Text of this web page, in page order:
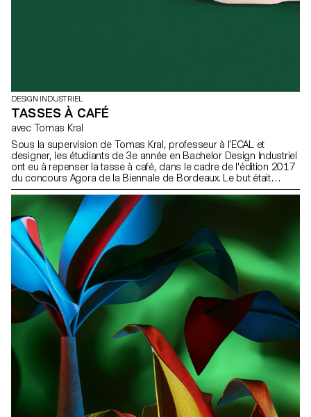
DESIGN INDUSTRIEL
TASSES À CAFÉ
avec Tomas Kral
Sous la supervision de Tomas Kral, professeur à l’ECAL et
designer, les étudiants de 3e année en Bachelor Design Industriel
ont eu à repenser la tasse à café, dans le cadre de l'édition 2017
du concours Agora de la Biennale de Bordeaux. Le but était
d’imaginer un scénario autour de la tasse et de mettre en valeur
cette boisson ou son mode de consommation.